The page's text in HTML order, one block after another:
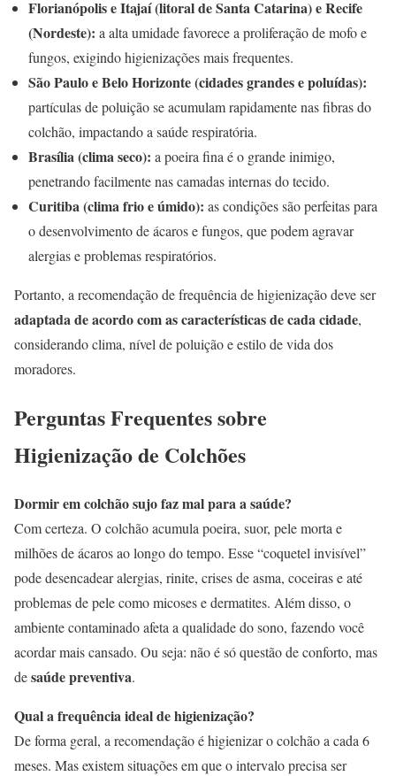
Florianópolis e Itajaí (litoral de Santa Catarina) e Recife
(Nordeste): a alta umidade favorece a proliferação de mofo e
fungos, exigindo higienizações mais frequentes.
São Paulo e Belo Horizonte (cidades grandes e poluídas):
partículas de poluição se acumulam rapidamente nas fibras do
colchão, impactando a saúde respiratória.
Brasília (clima seco): a poeira fina é o grande inimigo,
penetrando facilmente nas camadas internas do tecido.
Curitiba (clima frio e úmido): as condições são perfeitas para
o desenvolvimento de ácaros e fungos, que podem agravar
alergias e problemas respiratórios.
Portanto, a recomendação de frequência de higienização deve ser
adaptada de acordo com as características de cada cidade,
considerando clima, nível de poluição e estilo de vida dos
moradores.
Perguntas Frequentes sobre
Higienização de Colchões
Dormir em colchão sujo faz mal para a saúde?
Com certeza. O colchão acumula poeira, suor, pele morta e
milhões de ácaros ao longo do tempo. Esse “coquetel invisível”
pode desencadear alergias, rinite, crises de asma, coceiras e até
problemas de pele como micoses e dermatites. Além disso, o
ambiente contaminado afeta a qualidade do sono, fazendo você
acordar mais cansado. Ou seja: não é só questão de conforto, mas
desaúde preventiva.
Qual a frequência ideal de higienização?
De forma geral, a recomendação é higienizar o colchão a cada 6
meses. Mas existem situações em que o intervalo precisa ser